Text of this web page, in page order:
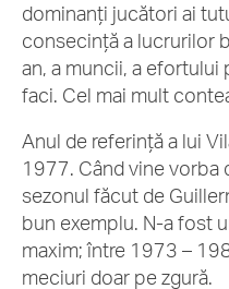
dominanți jucători ai
consecință a lucrurilor
an, a muncii, a efortului
faci. Cel mai mult
Anul de referință a lui
1977. Când vine vorba
sezonul făcut de
bun exemplu. N-a fost
maxim; între 1973 –
meciuri doar pe zgură.